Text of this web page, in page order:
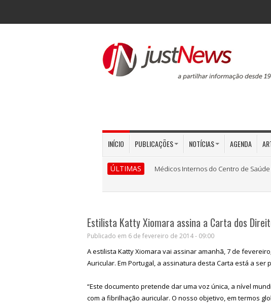
INÍCIO PUBLICAÇÕES NOTÍCIAS AGENDA
ÚLTIMAS Médicos Internos do Centro de Saúde
Estilista Katty Xiomara assina a Carta dos
Publicado em 6 de fevereiro de 2014 - 09:00
A estilista Katty Xiomara vai assinar amanhã, 7 de
Auricular. Em Portugal, a assinatura desta Carta está a ser
“Este documento pretende dar uma voz única, a nível
com a fibrilhação auricular. O nosso objetivo, em termos